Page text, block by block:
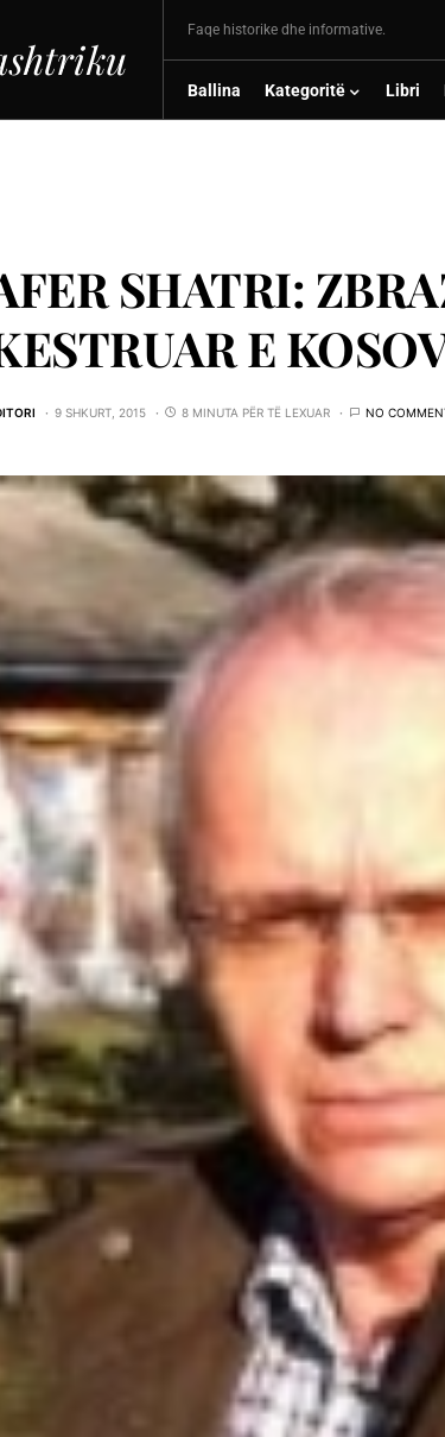
Faqe historike dhe informative.
Ballina Kategoritë Libri
SHATRI:
E
9 SHKURT, 2015 8 MINUTA PËR TË LEXUAR NO